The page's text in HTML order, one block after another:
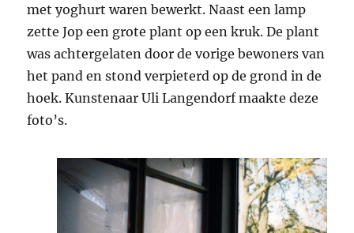
met yoghurt waren bewerkt. Naast een lamp
zette Jop een grote plant op een kruk. De plant
was achtergelaten door de vorige bewoners van
het pand en stond verpieterd op de grond in de
hoek. Kunstenaar Uli Langendorf maakte deze
foto’s.